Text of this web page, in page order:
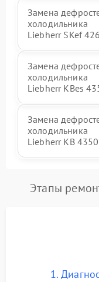
Замена
холодильника
Liebherr SKef
Замена
холодильника
Liebherr KBes
Замена
холодильника
Liebherr KB 4350
Этапы
1.